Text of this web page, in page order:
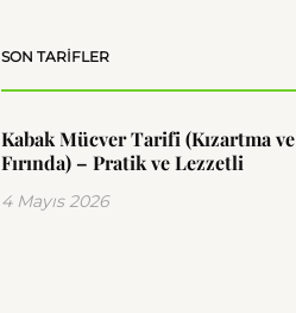
SON TARIFLER
Kabak Mücver Tarifi (Kızartma ve
Fırında) – Pratik ve Lezzetli
4 Mayıs 2026